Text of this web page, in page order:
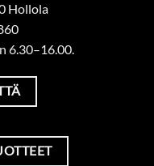
Hollola
6.30–16.00.